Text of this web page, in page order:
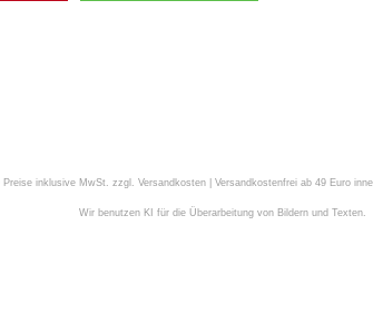
Preise inklusive MwSt. zzgl. Versandkosten | Versandkostenfrei ab 49 Euro
Wir benutzen KI für die Überarbeitung von Bildern und Texten.